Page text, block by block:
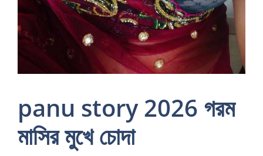
panu story 2026 গরম
মাসির মুখে চোদা